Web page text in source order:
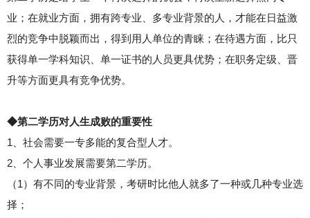
业；在就业方面，拥有跨专业、多专业背景的人，才能在日益激
烈的竞争中脱颖而出，得到用人单位的青睐；在待遇方面，比只
获得单一学科知识、单一证书的人员更具优势；在职务定级、晋
升等方面更具有竞争优势。
◆第二学历对人生成败的重要性
1、社会需要一专多能的复合型人才。
2、个人事业发展需要第二学历。
（1）有不同的专业背景，考研时比他人就多了一种或几种专业选
择；